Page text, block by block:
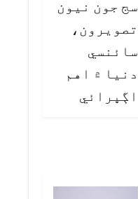
سج جون نيون
تصويرون،
سائنسي
دنيا ۾ اهم
اڳڀرائي